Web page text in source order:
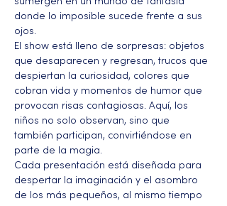
donde lo imposible sucede frente a sus
ojos.
El show está lleno de sorpresas: objetos
que desaparecen y regresan, trucos que
despiertan la curiosidad, colores que
cobran vida y momentos de humor que
provocan risas contagiosas. Aquí, los
niños no solo observan, sino que
también participan, convirtiéndose en
parte de la magia.
Cada presentación está diseñada para
despertar la imaginación y el asombro
de los más pequeños, al mismo tiempo